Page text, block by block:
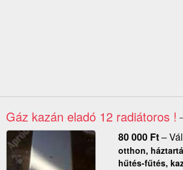
Gáz kazán eladó 12 radiátoros !
80 000 Ft–Vál
otthon,
hűtés-fűtés,